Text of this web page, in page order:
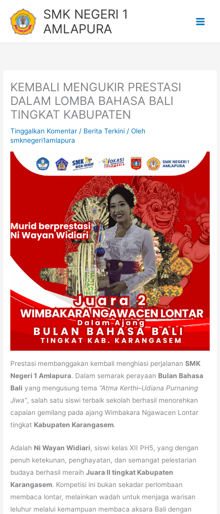
konten
SMK NEGERI 1
AMLAPURA
KEMBALI MENGUKIR PRESTASI
DALAM LOMBA BAHASA BALI
TINGKAT KABUPATEN
Tinggalkan Komentar / Berita Terkini / Oleh
smknegeri1amlapura
Prestasi membanggakan kembali menghiasi perjalananSMK
Negeri 1 Amlapura. Dalam semarak perayaan Bulan Bahasa
Bali yang mengusung tema “Atma Kerthi–Udiana Purnaning
Jiwa”, salah satu siswi terbaik sekolah berhasil menorehkan
capaian gemilang pada ajang Wimbakara Ngawacen Lontar
tingkat Kabupaten Karangasem.
Adalah Ni Wayan Widiari, siswi kelas XII PH5, yang dengan
penuh ketekunan, penghayatan, dan semangat pelestarian
budaya berhasil meraihJuara II tingkat Kabupaten
Karangasem. Kompetisi ini bukan sekadar perlombaan
membaca lontar, melainkan wadah untuk menjaga warisan
leluhur melalui kemampuan membaca aksara Bali dengan